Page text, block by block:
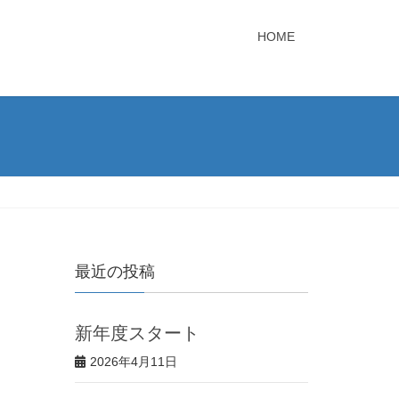
HOME
最近の投稿
新年度スタート
2026年4月11日